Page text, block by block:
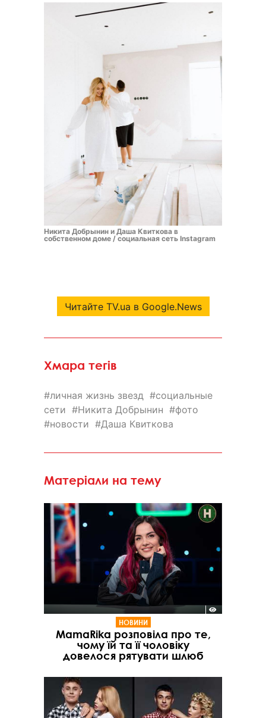
Никита Добрынин и Даша Квиткова в
собственном доме / социальная сеть Instagram
Читайте TV.ua в Google.News
Хмара тегів
личная жизнь звезд
социальные
сети
Никита Добрынин
фото
новости
Даша Квиткова
Матеріали на тему
НОВИНИ
MamaRika розповіла про те,
чому їй та її чоловіку
довелося рятувати шлюб